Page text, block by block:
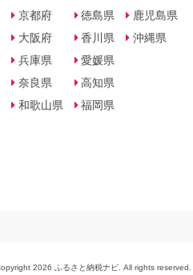
京都府
大阪府
兵庫県
奈良県
和歌山県
徳島県
香川県
愛媛県
高知県
福岡県
鹿児島県
沖縄県
2026 ふるさと納税ナビ. All rights reserved.